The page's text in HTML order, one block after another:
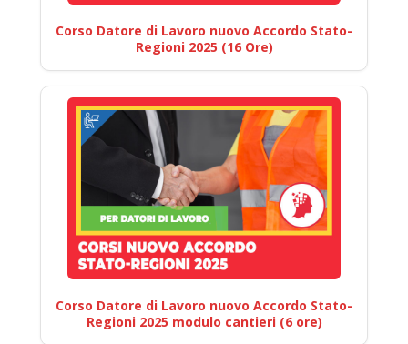
Corso Datore di Lavoro nuovo Accordo Stato-
Regioni 2025 (16 Ore)
Corso Datore di Lavoro nuovo Accordo Stato-
Regioni 2025 modulo cantieri (6 ore)